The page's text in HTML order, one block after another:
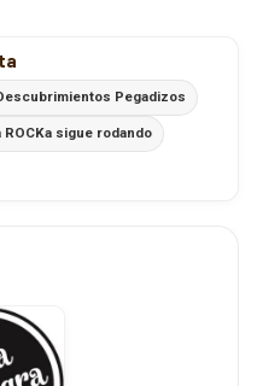
Pegadizos
ROCKa sigue rodando